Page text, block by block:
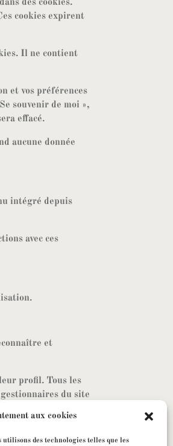
aux cookies
des technologies telles que les
des cookies.
cookies expirent
Il ne contient
et vos préférences
souvenir de moi »,
effacé.
aucune donnée
intégré depuis
avec ces
et
profil. Tous les
du site